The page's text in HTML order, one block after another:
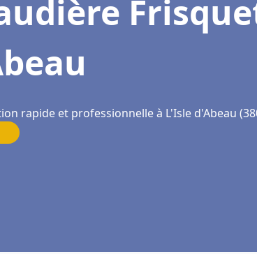
rapide et professionnelle à L'Isle d'Abeau